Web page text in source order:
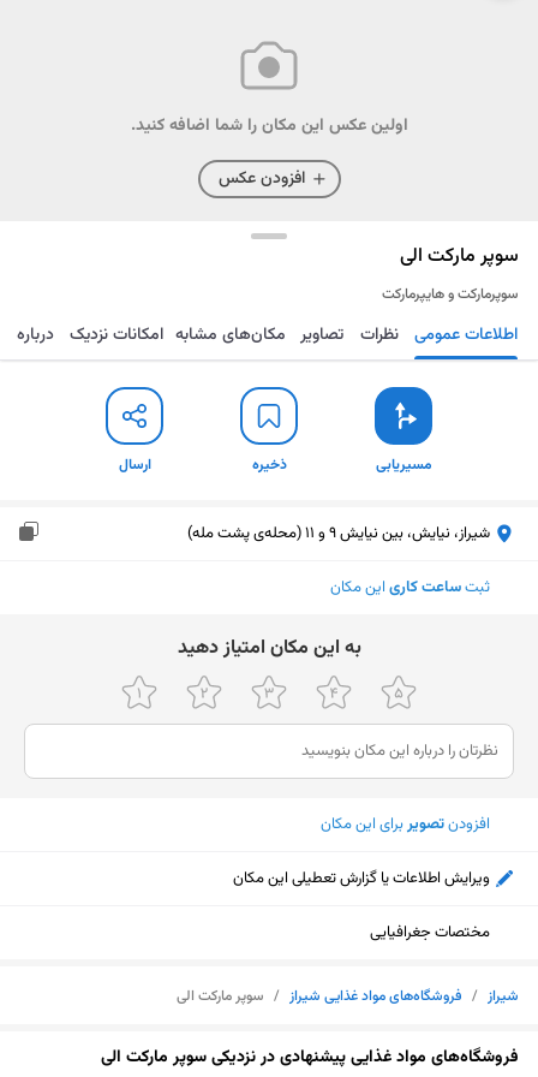
اولین عکس این مکان را شما اضافه کنید.
افزودن عکس
سوپر مارکت الی
سوپرمارکت و هایپرمارکت
مسیریابی ذخیره ارسال اطلاعات عمومی نظرات تصاویر مکان‌های مشابه امکانات نزدیک درباره
مسیریابی ذخیره ارسال
شیراز، نیایش، بین نیایش 9 و 11 (محله‌ی پشت مله)
ثبتساعت کاری این مکان
ﺑﻪ اﯾﻦ ﻣﮑﺎن اﻣﺘﯿﺎز دﻫﯿﺪ
افزودنتصویربرای این مکان
ویرایش اطلاعات یا گزارش تعطیلی این مکان
مختصات جغرافیایی
شیراز / فروشگاه‌های مواد غذایی شیراز / سوپر مارکت الی
فروشگاه‌های مواد غذایی پیشنهادی در نزدیکی سوپر مارکت الی